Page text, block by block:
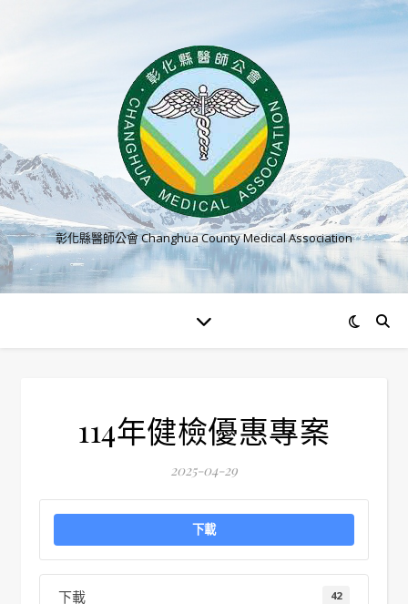
彰化縣醫師公會 Changhua County Medical Association
114年健檢優惠專案
2025-04-29
下載
下載 42